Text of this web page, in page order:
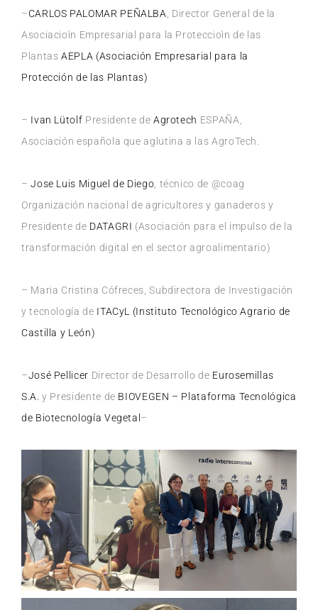
–CARLOS PALOMAR PEÑALBA
, Director General de la
Asociacioìn Empresarial para la Proteccioìn de las
PlantasAEPLA (Asociación Empresarial para la
Protección de las Plantas)
– Ivan Lütolf Presidente de Agrotech ESPAÑA,
Asociación española que aglutina a las AgroTech.
–Jose Luis Miguel de Diego , técnico de @coag
Organización nacional de agricultores y ganaderos y
Presidente de DATAGRI (Asociación para el impulso de la
transformación digital en el sector agroalimentario)
– Maria Cristina Cófreces, Subdirectora de Investigación
y tecnología de ITACyL (Instituto Tecnológico Agrario de
Castilla y León)
–José Pellicer Director de Desarrollo de Eurosemillas
S.A. y Presidente de BIOVEGEN – Plataforma Tecnológica
de Biotecnología Vegetal –